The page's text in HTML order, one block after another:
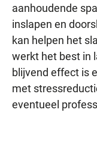
aanhoudende
inslapen en
kan helpen het
werkt het best in
blijvend effect is
met
eventueel